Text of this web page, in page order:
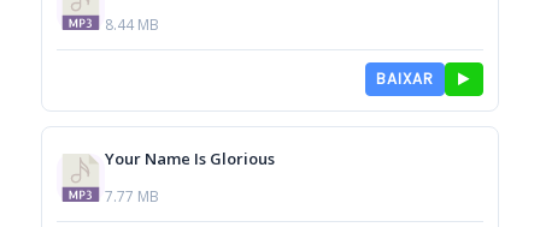
8.44 MB
BAIXAR
Your Name Is Glorious
7.77 MB